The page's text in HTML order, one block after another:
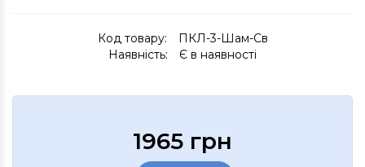
Код товару:
ПКЛ-3-Шам-Св
Наявність:
Є в наявності
1965 грн